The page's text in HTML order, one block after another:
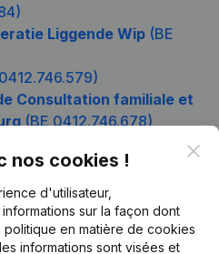
Liggende Wip (BE
Consultation familiale et
(BE 0412.746.678)
nos cookies !
d'utilisateur,
sur la façon dont
politique en matière de cookies
informations sont visées et
Produit
Informations d’entreprise